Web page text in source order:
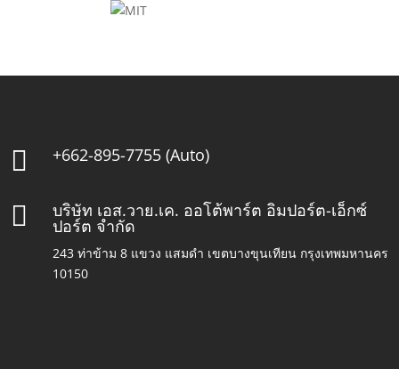
 +662-895-7755 (Auto)
 บริษัท เอส.วาย.เค. ออโต้พาร์ต อิมปอร์ต-เอ็กซ์
ปอร์ต จำกัด
243 ท่าข้าม 8 แขวง แสมดำ เขตบางขุนเทียน กรุงเทพมหานคร
10150